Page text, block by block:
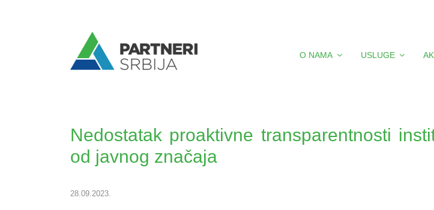
O NAMA USLUGE
Nedostatak proaktivne transparentnosti
od javnog značaja
28.09.2023.